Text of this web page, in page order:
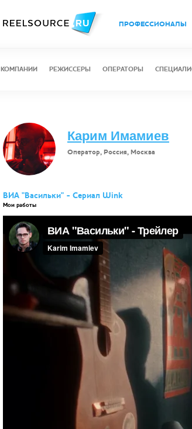
ПРОФЕССИОНАЛЫ
КОМПАНИИ РЕЖИССЕРЫ ОПЕРАТОРЫ
Карим Имамиев
Оператор, Россия, Москва
ВИА "Васильки" - Сериал Wink
Мои работы